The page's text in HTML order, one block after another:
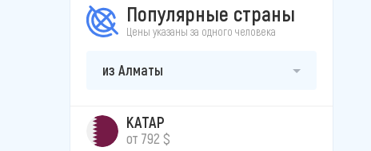
Популярные страны
Цены указаны за одного человека
из Алматы
КАТАР
от 792 $